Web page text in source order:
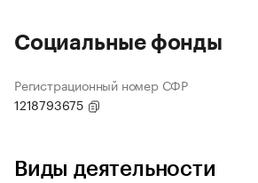
Социальные фонды
Регистрационный номер СФР
1218793675
Виды деятельности